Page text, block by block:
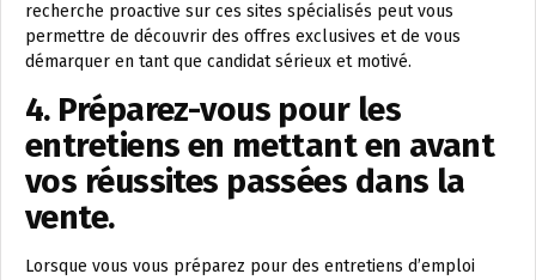
recherche proactive sur ces sites spécialisés peut vous
permettre de découvrir des offres exclusives et de vous
démarquer en tant que candidat sérieux et motivé.
4. Préparez-vous pour les
entretiens en mettant en avant
vos réussites passées dans la
vente.
Lorsque vous vous préparez pour des entretiens d’emploi